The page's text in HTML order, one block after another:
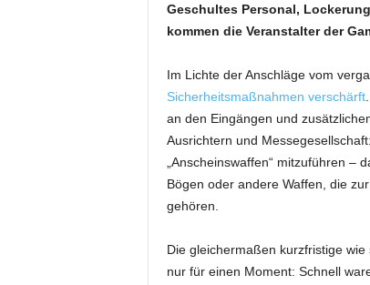
Geschultes Personal,
kommen die Veranstalter der
Im Lichte der Anschläge vom
Sicherheitsmaßnahmen verschärft
an den Eingängen und
Ausrichtern und
„Anscheinswaffen“ mitzuführen –
Bögen oder andere Waffen, die
gehören.
Die gleichermaßen kurzfristige
nur für einen Moment: Schnell